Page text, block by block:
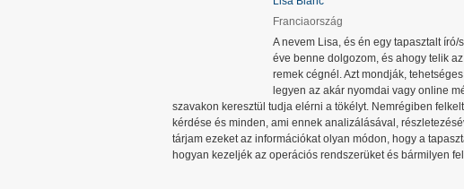
Franciaország
A nevem Lisa, és én egy tapasztalt
éve benne dolgozom, és ahogy telik
remek cégnél. Azt mondják,
legyen az akár nyomdai vagy online
szavakon keresztül tudja elérni a tökélyt. Nemrégiben
kérdése és minden, ami ennek analizálásával,
tárjam ezeket az információkat olyan módon, hogy a
hogyan kezeljék az operációs rendszerüket és bármilyen